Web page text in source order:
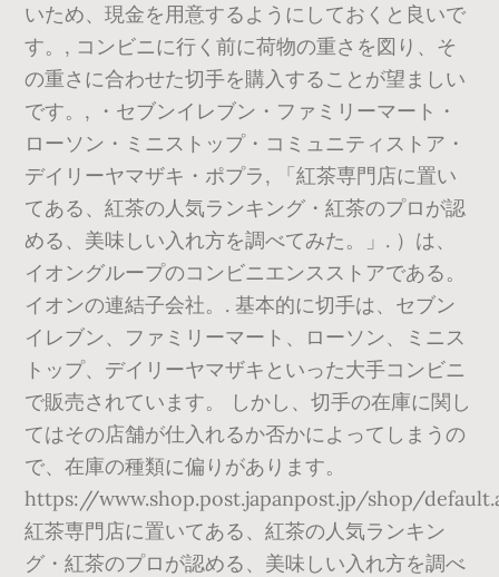
いため、現金を用意するようにしておくと良いで
す。, コンビニに行く前に荷物の重さを図り、そ
の重さに合わせた切手を購入することが望ましい
です。, ・セブンイレブン・ファミリーマート・
ローソン・ミニストップ・コミュニティストア・
デイリーヤマザキ・ポプラ, 「紅茶専門店に置い
てある、紅茶の人気ランキング・紅茶のプロが認
める、美味しい入れ方を調べてみた。」. ）は、
イオングループのコンビニエンスストアである。
イオンの連結子会社。. 基本的に切手は、セブン
イレブン、ファミリーマート、ローソン、ミニス
トップ、デイリーヤマザキといった大手コンビニ
で販売されています。 しかし、切手の在庫に関し
てはその店舗が仕入れるか否かによってしまうの
で、在庫の種類に偏りがあります。
https://www.shop.post.japanpost.jp/shop/
紅茶専門店に置いてある、紅茶の人気ランキン
グ・紅茶のプロが認める、美味しい入れ方を調べ